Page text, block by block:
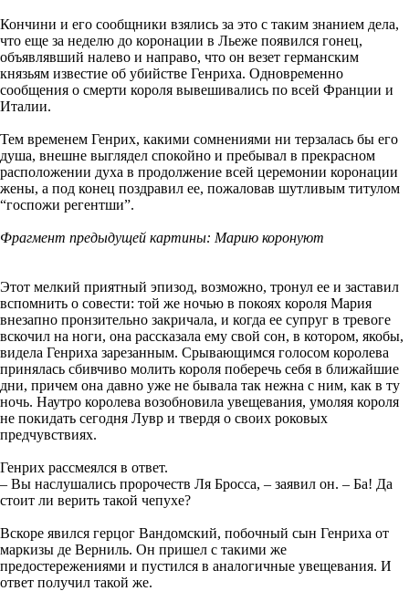
Кончини и его сообщники взялись за это с таким знанием дела,
что еще за неделю до коронации в Льеже появился гонец,
объявлявший налево и направо, что он везет германским
князьям известие об убийстве Генриха. Одновременно
сообщения о смерти короля вывешивались по всей Франции и
Италии.
Тем временем Генрих, какими сомнениями ни терзалась бы его
душа, внешне выглядел спокойно и пребывал в прекрасном
расположении духа в продолжение всей церемонии коронации
жены, а под конец поздравил ее, пожаловав шутливым титулом
“госпожи регентши”.
Фрагмент предыдущей картины: Марию коронуют
Этот мелкий приятный эпизод, возможно, тронул ее и заставил
вспомнить о совести: той же ночью в покоях короля Мария
внезапно пронзительно закричала, и когда ее супруг в тревоге
вскочил на ноги, она рассказала ему свой сон, в котором, якобы,
видела Генриха зарезанным. Срывающимся голосом королева
принялась сбивчиво молить короля поберечь себя в ближайшие
дни, причем она давно уже не бывала так нежна с ним, как в ту
ночь. Наутро королева возобновила увещевания, умоляя короля
не покидать сегодня Лувр и твердя о своих роковых
предчувствиях.
Генрих рассмеялся в ответ.
– Вы наслушались пророчеств Ля Бросса, – заявил он. – Ба! Да
стоит ли верить такой чепухе?
Вскоре явился герцог Вандомский, побочный сын Генриха от
маркизы де Верниль. Он пришел с такими же
предостережениями и пустился в аналогичные увещевания. И
ответ получил такой же.